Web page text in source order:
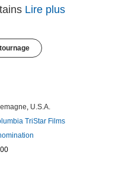
Lire plus
, U.S.A.
TriStar Films